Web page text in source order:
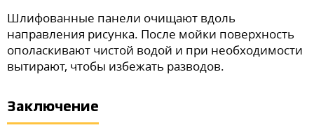
Шлифованные панели очищают вдоль
направления рисунка. После мойки поверхность
ополаскивают чистой водой и при необходимости
вытирают, чтобы избежать разводов.
Заключение